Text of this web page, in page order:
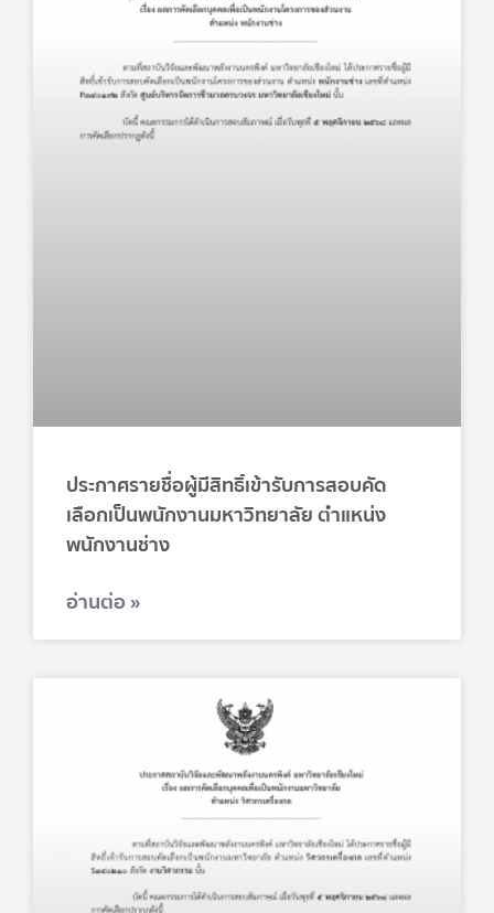
ประกาศรายชื่อผู้มีสิทธิ์เข้ารับการสอบคัด
เลือกเป็นพนักงานมหาวิทยาลัย ตำแหน่ง
พนักงานช่าง
อ่านต่อ »